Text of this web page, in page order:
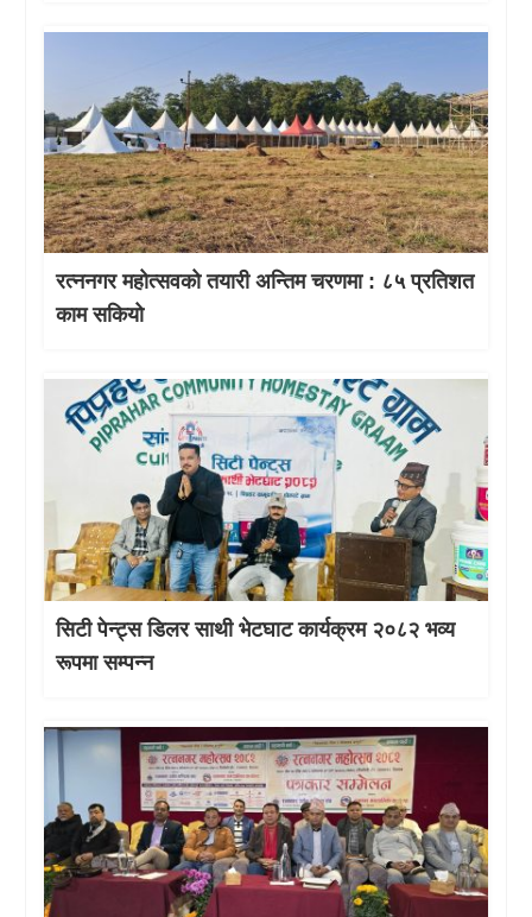
रत्ननगर महोत्सवको तयारी अन्तिम चरणमा : ८५ प्रतिशत
काम सकियो
सिटी पेन्ट्स डिलर साथी भेटघाट कार्यक्रम २०८२ भव्य
रूपमा सम्पन्न